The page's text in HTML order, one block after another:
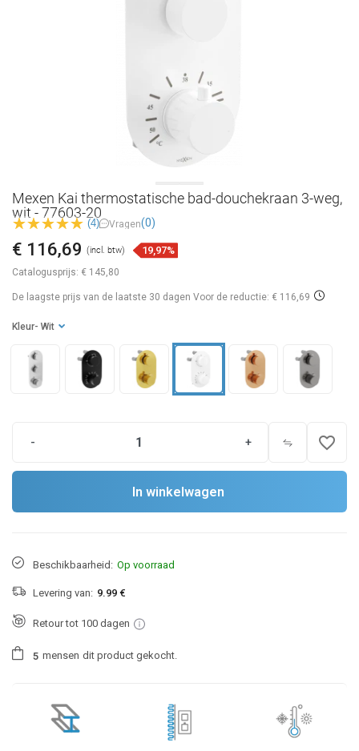
Mexen Kai thermostatische bad-douchekraan 3-weg,
wit - 77603-20
(4) Vragen(0)
Catalogusprijs: € 145,80
€ 116,69 (incl. btw) 19,97%
De laagste prijs van de laatste 30 dagen Voor de reductie: € 116,69
Kleur - Wit
- + favorite_border
In winkelwagen
Beschikbaarheid: Op voorraad
Levering van: 9.99 €
Retour tot 100 dagen
5 mensen dit product gekocht.